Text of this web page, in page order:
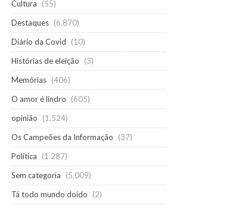
Cultura
(55)
Destaques (6.870)
Diário da Covid
(10)
Histórias de eleição
(3)
Memórias (406)
O amor é lindro
(605)
opinião
(1.524)
Os Campeões da Informação
(37)
Política
(1.287)
Sem categoria
(5.009)
Tá todo mundo doido
(2)